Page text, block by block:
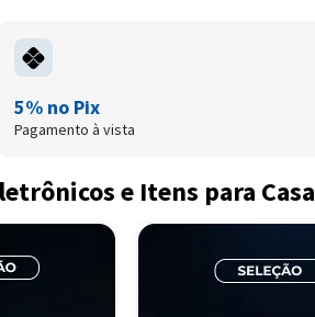
5% no Pix
Pagamento à vista
e Itens para Casa